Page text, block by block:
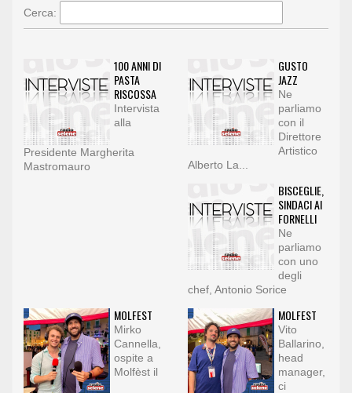
Cerca:
100 ANNI DI
PASTA
RISCOSSA
Intervista
alla
Presidente Margherita
Mastromauro
GUSTO
JAZZ
Ne
parliamo
con il
Direttore
Artistico
Alberto La...
BISCEGLIE,
SINDACI AI
FORNELLI
Ne
parliamo
con uno
degli
chef, Antonio Sorice
MOLFEST
Mirko
Cannella,
ospite a
Molfèst il
MOLFEST
Vito
Ballarino,
head
manager,
ci